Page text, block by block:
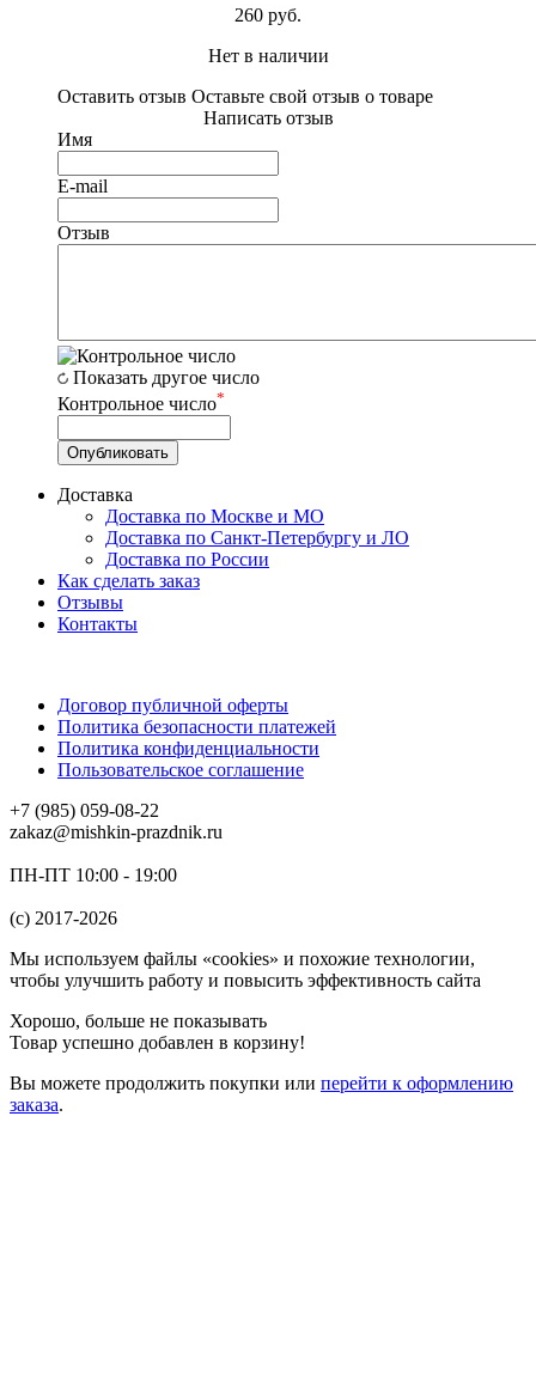
260 руб.
Нет в наличии
Оставить отзыв Оставьте свой отзыв о товаре
Написать отзыв
Имя
E-mail
Отзыв
Показать другое число
Контрольное число*
Доставка
Доставка по Москве и МО
Доставка по Санкт-Петербургу и ЛО
Доставка по России
Как сделать заказ
Отзывы
Контакты
Договор публичной оферты
Политика безопасности платежей
Политика конфиденциальности
Пользовательское соглашение
+7 (985) 059-08-22
zakaz@mishkin-prazdnik.ru
ПН-ПТ 10:00 - 19:00
(c) 2017-2026
Мы используем файлы «cookies» и похожие технологии,
чтобы улучшить работу и повысить эффективность сайта
Хорошо, больше не показывать
Товар успешно добавлен в корзину!
Вы можете продолжить покупки или перейти к оформлению
заказа.